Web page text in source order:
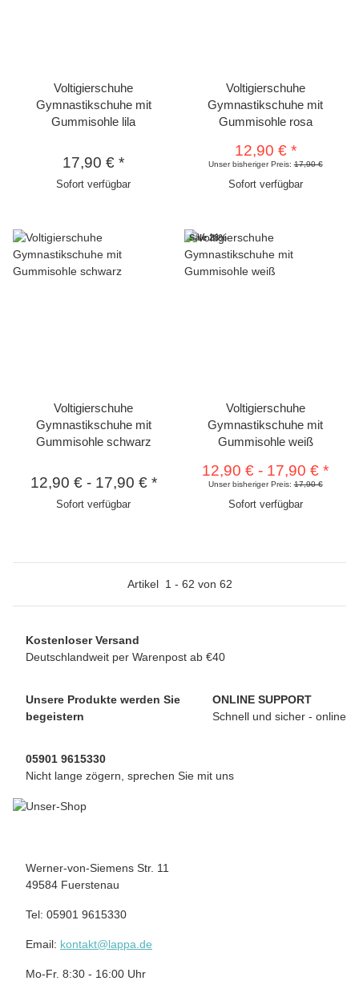
Voltigierschuhe
Gymnastikschuhe mit
Gummisohle lila
17,90 €*
Sofort verfügbar
Voltigierschuhe
Gymnastikschuhe mit
Gummisohle rosa
12,90 € *
Unser bisheriger Preis:17,90 €
Sofort verfügbar
Voltigierschuhe
Gymnastikschuhe mit
Gummisohle schwarz
12,90 €- 17,90 € *
Sofort verfügbar
Sale 28%
Voltigierschuhe
Gymnastikschuhe mit
Gummisohle weiß
12,90 € - 17,90 €*
Unser bisheriger Preis:17,90 €
Sofort verfügbar
Artikel 1 - 62 von 62
Kostenloser Versand
Deutschlandweit per Warenpost ab €40
Unsere Produkte werden Sie
begeistern
ONLINE SUPPORT
Schnell und sicher - online
05901 9615330
Nicht lange zögern, sprechen Sie mit uns
Werner-von-Siemens Str. 11
49584 Fuerstenau
Tel: 05901 9615330
Email: kontakt@lappa.de
Mo-Fr. 8:30 - 16:00 Uhr